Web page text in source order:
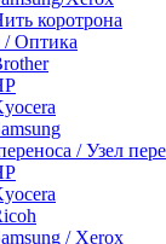
коротрона
Оптика
/ Узел
/ Xerox